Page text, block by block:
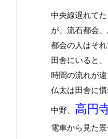
中央線遅れてた
が、流石都会
都会の人はそ
田舎にいると
時間の流れが
仏太は田舎に
中野、 高円
電車から見た